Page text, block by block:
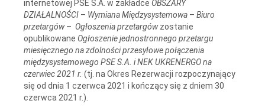
internetowej PSE S.A. w zakładce OBSZARY
DZIAŁALNOŚCI – Wymiana Międzysystemowa – Biuro
przetargów– Ogłoszenia przetargówzostanie
opublikowane Ogłoszenie jednostronnego przetargu
miesięcznego na zdolności przesyłowe połączenia
międzysystemowego PSE S.A. i NEK UKRENERGO na
czerwiec 2021 r. (tj. na Okres Rezerwacji rozpoczynający
się od dnia 1 czerwca 2021 i kończący się z dniem 30
czerwca 2021 r.).